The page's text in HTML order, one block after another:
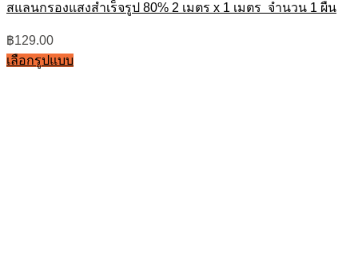
สแลนกรองแสงสำเร็จรูป 80% 2 เมตร x 1 เมตร จำนวน 1 ผืน
฿129.00
เลือกรูปแบบ